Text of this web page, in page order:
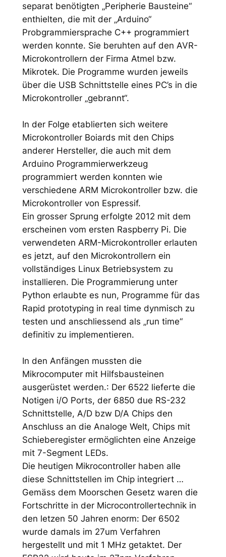
separat benötigten „Peripherie Bausteine“
enthielten, die mit der „Arduino“
Probgrammiersprache C++ programmiert
werden konnte. Sie beruhten auf den AVR-
Microkontrollern der Firma Atmel bzw.
Mikrotek. Die Programme wurden jeweils
über die USB Schnittstelle eines PC’s in die
Microkontroller „gebrannt“.
In der Folge etablierten sich weitere
Microkontroller Boiards mit den Chips
anderer Hersteller, die auch mit dem
Arduino Programmierwerkzeug
programmiert werden konnten wie
verschiedene ARM Microkontroller bzw. die
Microkontroller von Espressif.
Ein grosser Sprung erfolgte 2012 mit dem
erscheinen vom ersten Raspberry Pi. Die
verwendeten ARM-Microkontroller erlauten
es jetzt, auf den Microkontrollern ein
vollständiges Linux Betriebsystem zu
installieren. Die Programmierung unter
Python erlaubte es nun, Programme für das
Rapid prototyping in real time dynmisch zu
testen und anschliessend als „run time“
definitiv zu implementieren.
In den Anfängen mussten die
Mikrocomputer mit Hilfsbausteinen
ausgerüstet werden.: Der 6522 lieferte die
Notigen i/O Ports, der 6850 due RS-232
Schnittstelle, A/D bzw D/A Chips den
Anschluss an die Analoge Welt, Chips mit
Schieberegister ermöglichten eine Anzeige
mit 7-Segment LEDs.
Die heutigen Mikrocontroller haben alle
diese Schnittstellen im Chip integriert …
Gemäss dem Moorschen Gesetz waren die
Fortschritte in der Microcontrollertechnik in
den letzen 50 Jahren enorm: Der 6502
wurde damals im 27um Verfahren
hergestellt und mit 1 MHz getaktet. Der